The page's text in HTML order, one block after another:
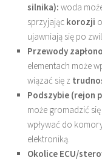
silnika): woda
sprzyjając korozji
ujawniają się po
Przewody
elementach może
wiązać się z
Podszybie (rejon
może gromadzić
wpływać do
elektroniką.
Okolice ECU/